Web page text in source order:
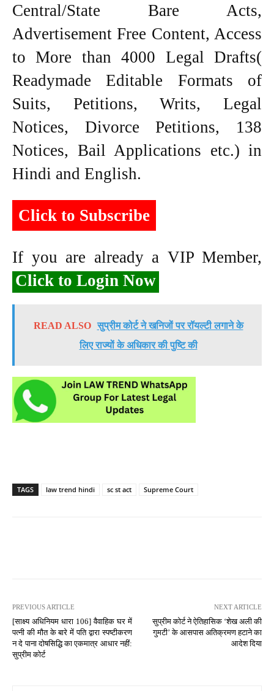
Central/State Bare Acts,
Advertisement Free Content, Access
to More than 4000 Legal Drafts(
Readymade Editable Formats of
Suits, Petitions, Writs, Legal
Notices, Divorce Petitions, 138
Notices, Bail Applications etc.) in
Hindi and English.
Click to Subscribe
If you are already a VIP Member,
Click to Login Now
READ ALSO सुप्रीम कोर्ट ने खनिजों पर रॉयल्टी लगाने के
लिए राज्यों के अधिकार की पुष्टि की
TAGS law trend hindi sc st act Supreme Court
PREVIOUS ARTICLE
[साक्ष्य अधिनियम धारा 106] वैवाहिक घर में
पत्नी की मौत के बारे में पति द्वारा स्पष्टीकरण
न दे पाना दोषसिद्धि का एकमात्र आधार नहीं:
सुप्रीम कोर्ट
NEXT ARTICLE
सुप्रीम कोर्ट ने ऐतिहासिक ‘शेख अली की
गुमटी’ के आसपास अतिक्रमण हटाने का
आदेश दिया